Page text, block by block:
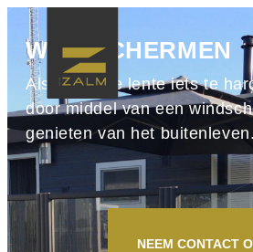
WINDSCHERMEN
Als het in de lente iets te
door middel van een
genieten van het buitenleven.
NEEM CONTACT